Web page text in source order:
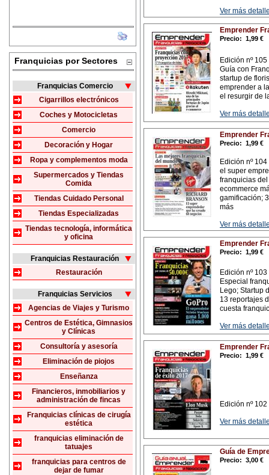
Franquicias por Sectores
Franquicias Comercio
Cigarrillos electrónicos
Coches y Motocicletas
Comercio
Decoración y Hogar
Ropa y complementos moda
Supermercados y Tiendas
Comida
Tiendas Cuidado Personal
Tiendas Especializadas
Tiendas tecnología, informática
y oficina
Franquicias Restauración
Restauración
Franquicias Servicios
Agencias de Viajes y Turismo
Centros de Estética, Gimnasios
y Clínicas
Consultoría y asesoría
Eliminación de piojos
Enseñanza
Financieros, inmobiliarios y
administración de fincas
Franquicias clínicas de cirugía
estética
franquicias eliminación de
tatuajes
franquicias para centros de
dejar de fumar
Ver más
Emprender
Precio: 1,99 €
Edición nº
Guía con
startup de
emprender a
el resurgir de
Ver más
Emprender
Precio: 1,99 €
Edición nº
el super
franquicias
ecommerce
gamificación;
más
Ver más
Emprender
Precio: 1,99 €
Edición nº
Especial
Lego; Startup
13 reportajes
cuesta
Ver más
Emprender
Precio: 1,99 €
Edición nº
Ver más
Guía de
Precio: 3,00 €